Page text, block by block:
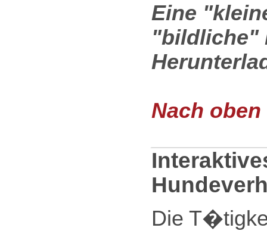
Eine
"bildliche"
Nach oben
Die